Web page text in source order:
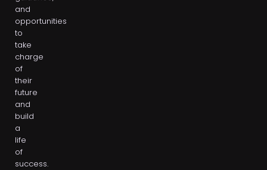
and
opportunities
to
take
charge
of
their
future
and
build
a
life
of
success.